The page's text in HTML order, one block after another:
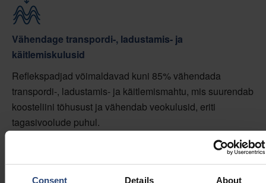
Consent Details About
Vähendage transpordi-, ladustamis- ja
käitlemiskulusid
Reflekspadjad võimaldavad kuni 85% vähendada
transpordi-, ladustamis- ja käitlemismahtu, mis suurendab
koosteliini tõhusust ja vähendab veokulusid, eriti
tagasivoolude puhul.